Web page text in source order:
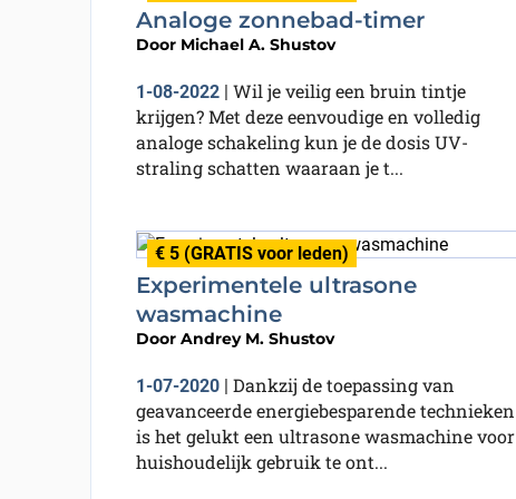
Analoge zonnebad-timer
Door Michael A. Shustov
1-08-2022| Wil je veilig een bruin tintje
krijgen? Met deze eenvoudige en volledig
analoge schakeling kun je de dosis UV-
straling schatten waaraan je t...
€ 5 (GRATIS voor leden)
Experimentele ultrasone
wasmachine
Door Andrey M. Shustov
1-07-2020| Dankzij de toepassing van
geavanceerde energiebesparende technieken
is het gelukt een ultrasone wasmachine voor
huishoudelijk gebruik te ont...